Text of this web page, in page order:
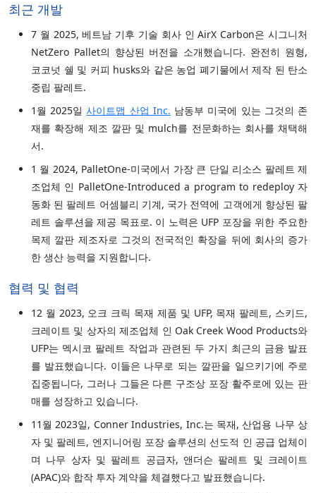
최근 개발
7 월 2025, 베트남 기후 기술 회사 인 AirX Carbon은 시그니처
NetZero Pallet의 향상된 버전을 소개했습니다. 완전히 원형,
코코넛 쉘 및 커피 husks와 같은 농업 폐기물에서 제작 된 탄소
중립 팔레트.
1월 2025일사이트맵 산업 Inc. 남동부 미국에 있는 그것의 존
재를 확장해 제조 깔판 및 mulch를 전문화하는 회사를 채택해
서.
1 월 2024, PalletOne-미국에서 가장 큰 단일 리소스 팔레트 제
조업체 인 PalletOne-Introduced a program to redeploy 자
동화 된 팔레트 어셈블리 기계, 국가 전역에 고객에게 향상된 팔
레트 솔루션을 제공 목표로. 이 노력은 UFP 포장을 위한 주요한
목제 깔판 제조자로 그것의 전국적인 확장을 뒤에 회사의 증가
한 생산 능력을 지원합니다.
협력 및 협력
12 월 2023, 오크 크릭 목재 제품 및 UFP, 목재 팔레트, 스키드,
크레이트 및 상자의 제조업체 인 Oak Creek Wood Products와
UFP는 멕시코 팔레트 작업과 관련된 두 가지 최근의 금융 발표
를 발표했습니다. 이들은 나무로 되는 깔판을 일으키기에 주로
집중됩니다, 그러나 그들은 다른 구조상 포장 활주로에 있는 판
매를 성장하고 있습니다.
11월 2023일, Conner Industries, Inc.는 목재, 산업용 나무 상
자 및 팔레트, 엔지니어링 포장 솔루션의 선도적 인 공급 업체이
며 나무 상자 및 팔레트 공급자, 앤더슨 팔레트 및 크레이트
(APAC)와 합작 투자 계약을 체결했다고 발표했습니다.